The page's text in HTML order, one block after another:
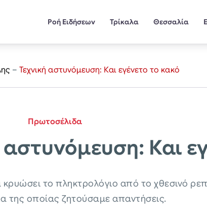
Ροή Ειδήσεων Τρίκαλα Θεσσαλία
– Τεχνική αστυνόμευση: Και εγένετο το κακό
Πρωτοσέλιδα
αστυνόμευση: Και
το πληκτρολόγιο από το χθεσινό
της οποίας ζητούσαμε απαντήσεις.